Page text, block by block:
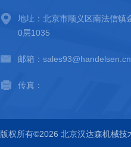
地址：北京市顺义区南法信镇
0层1035
邮箱：sales93@handelsen.cn
传真：
版权所有©2026 北京汉达森机械